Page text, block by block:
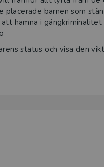
placerade barnen som
hamna i
status och visa den